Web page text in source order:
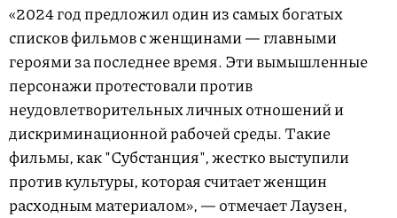
«2024 год предложил один из самых богатых
списков фильмов с женщинами — главными
героями за последнее время. Эти вымышленные
персонажи протестовали против
неудовлетворительных личных отношений и
дискриминационной рабочей среды. Такие
фильмы, как "Субстанция", жестко выступили
против культуры, которая считает женщин
расходным материалом», — отмечает Лаузен,